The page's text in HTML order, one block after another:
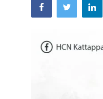
CRIME
ACCIDENT